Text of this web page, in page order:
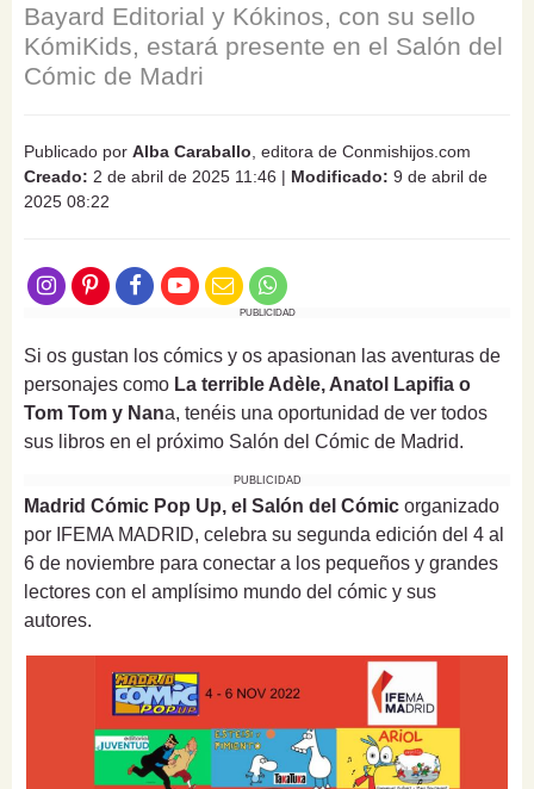
Bayard Editorial y Kókinos, con su sello
KómiKids, estará presente en el Salón del
Cómic de Madri
Publicado por Alba Caraballo , editora de Conmishijos.com
Creado: 2 de abril de 2025 11:46 | Modificado: 9 de abril de
2025 08:22
PUBLICIDAD
Si os gustan los cómics y os apasionan las aventuras de
personajes como La terrible Adèle, Anatol Lapifia o
Tom Tom y Nana, tenéis una oportunidad de ver todos
sus libros en el próximo Salón del Cómic de Madrid.
PUBLICIDAD
Madrid Cómic Pop Up, el Salón del Cómic organizado
por IFEMA MADRID, celebra su segunda edición del 4 al
6 de noviembre para conectar a los pequeños y grandes
lectores con el amplísimo mundo del cómic y sus
autores.